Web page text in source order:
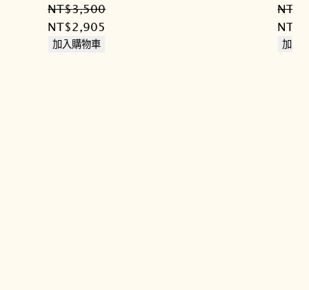
NT$3,500
原
始
NT$2,905
加入購物車
NT$26,460。
NT$
原
始
NT$
加入